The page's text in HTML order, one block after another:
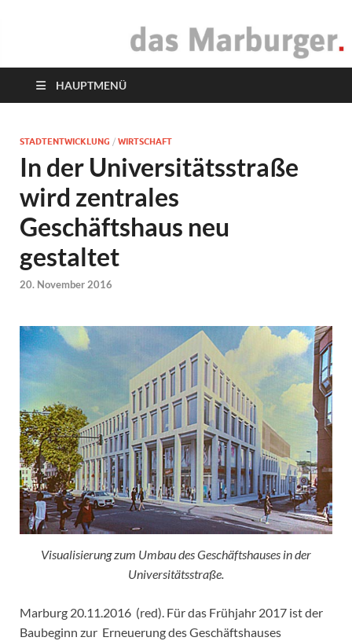
das Marburger.
HAUPTMENÜ
STADTENTWICKLUNG / WIRTSCHAFT
In der Universitätsstraße
wird zentrales
Geschäftshaus neu
gestaltet
20. November 2016
Visualisierung zum Umbau des Geschäftshauses in der
Universitätsstraße.
Marburg 20.11.2016 (red). Für das Frühjahr 2017 ist der
Baubeginn zur Erneuerung des Geschäftshauses